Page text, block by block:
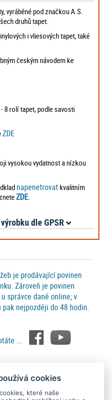
vyráběné pod značkou A.S.
druhů tapet.
i vliesových tapet, také
českým návodem ke
8 rolí tapet, podle savosti
ZDE
vysokou vydatnost a nízkou
napenetrovat kvalitním
ZDE
dle GPSR
je prodávající povinen
Zároveň je povinen
správce daně online; v
nejpozději do 48 hodin.
...
metody
cookies
které naše